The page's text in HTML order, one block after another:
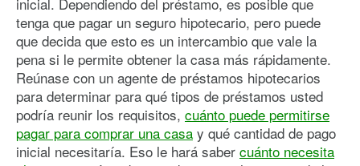
tenga que pagar un seguro hipotecario, pero puede
que decida que esto es un intercambio que vale la
pena si le permite obtener la casa más rápidamente.
Reúnase con un agente de préstamos hipotecarios
para determinar para qué tipos de préstamos usted
podría reunir los requisitos, cuánto puede permitirse
pagar para comprar una casa y qué cantidad de pago
inicial necesitaría. Eso le hará saber cuánto necesita